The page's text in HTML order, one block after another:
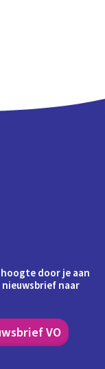
door je aan
naar
VO